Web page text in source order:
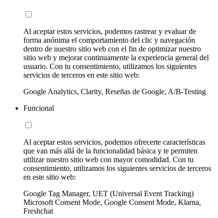
Al aceptar estos servicios, podemos rastrear y evaluar de
forma anónima el comportamiento del clic y navegación
dentro de nuestro sitio web con el fin de optimizar nuestro
sitio web y mejorar continuamente la experiencia general del
usuario. Con tu consentimiento, utilizamos los siguientes
servicios de terceros en este sitio web:
Google Analytics, Clarity, Reseñas de Google, A/B-Testing
Funcional
Al aceptar estos servicios, podemos ofrecerte características
que van más allá de la funcionalidad básica y te permiten
utilizar nuestro sitio web con mayor comodidad. Con tu
consentimiento, utilizamos los siguientes servicios de terceros
en este sitio web:
Google Tag Manager, UET (Universal Event Tracking)
Microsoft Consent Mode, Google Consent Mode, Klarna,
Freshchat